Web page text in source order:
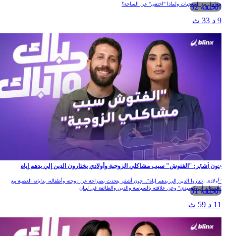
الحلقة 32
يتعامل مع المعجبات ولماذا "اختفى" عن الساحة؟
الحلقة 31
جون أشقر: "الفتوش" سبب مشاكلي الزوجية وأولادي يختارون الدين إلي بدهم إياه
"أولادي يختاروا الدين إلي بدهم إياه".. جون أشقر يتحدث بصراحة عن زوجته وأطفاله، بداياته العصبة مع
"الستاند أب كوميدي" وعن علاقته بالسياسة والدين والطائفة في لبنان
11 د 59 ث